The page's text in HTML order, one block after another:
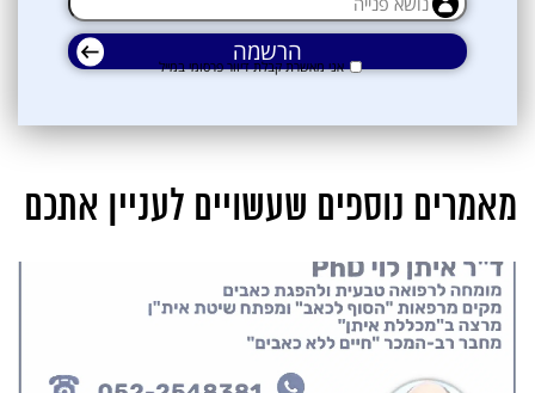
אני מאשרת קבלת דיוור פרסומי במייל
מאמרים נוספים שעשויים לעניין אתכם